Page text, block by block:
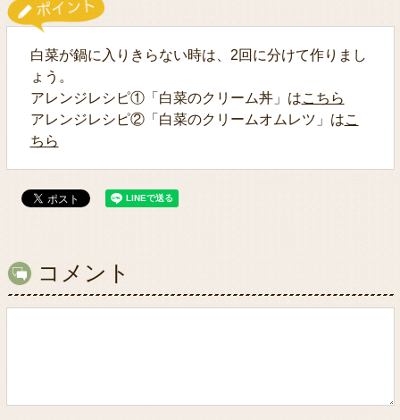
白菜が鍋に入りきらない時は、2回に分けて作りまし
ょう。
アレンジレシピ①「白菜のクリーム丼」はこちら
アレンジレシピ②「白菜のクリームオムレツ」はこ
ちら
コメント